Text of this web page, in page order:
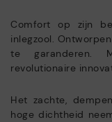
Comfort op zijn
inlegzool.
te garanderen.
revolutionaire
Het zachte,
hoge dichtheid